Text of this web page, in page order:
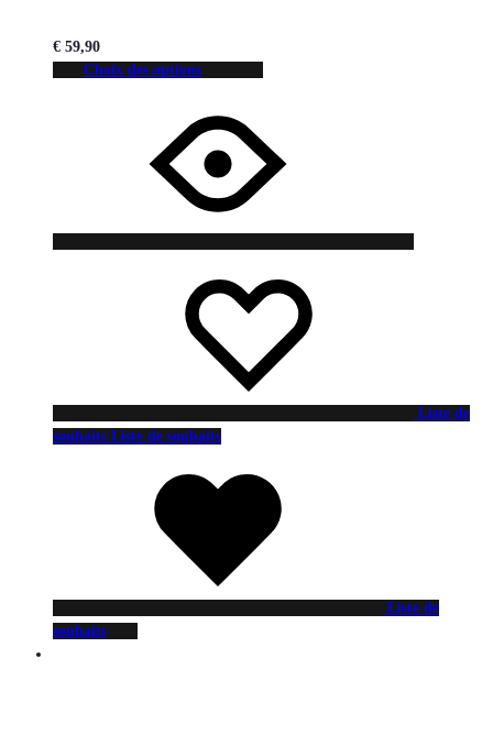
€ 59,90
Choix des options
Liste de
souhaits Liste de souhaits
Liste de
souhaits